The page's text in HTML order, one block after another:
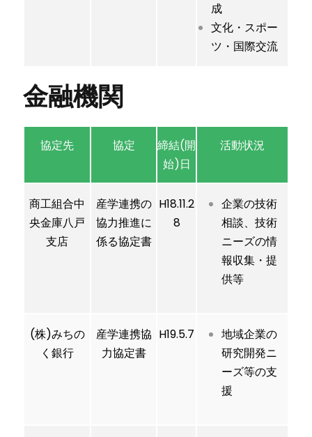
成
文化・スポー
ツ・国際交流
金融機関
協定先 協定
締結(開
始)日
活動状況
商工組合中
央金庫八戸
支店
産学連携の
協力推進に
係る協定書
H18.11.2
8
企業の技術
相談、技術
ニーズの情
報収集・提
供等
(株)みちの
く銀行
産学連携協
力協定書
H19.5.7
地域企業の
研究開発ニ
ーズ等の支
援